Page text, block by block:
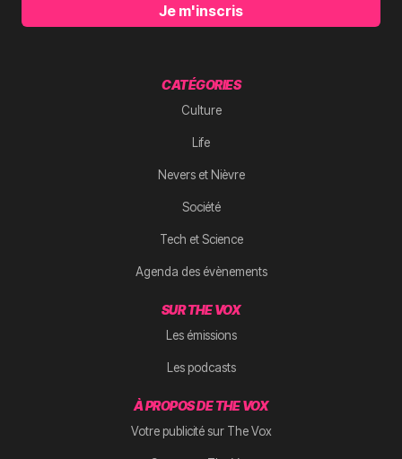
Je m'inscris
CATÉGORIES
Culture
Life
Nevers et Nièvre
Société
Tech et Science
Agenda des évènements
SUR THE VOX
Les émissions
Les podcasts
À PROPOS DE THE VOX
Votre publicité sur The Vox